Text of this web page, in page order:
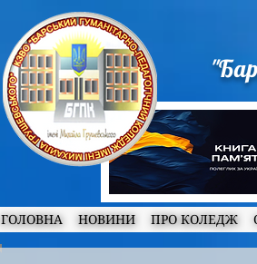
ГОЛОВНА НОВИНИ ПРО КОЛЕДЖ